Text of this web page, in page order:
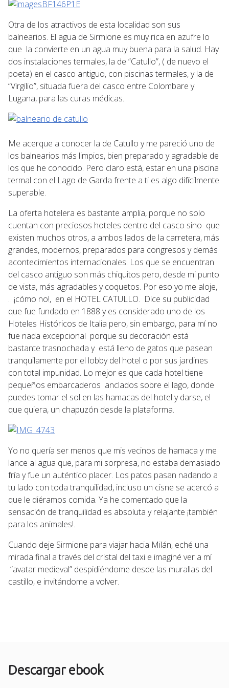
Otra de los atractivos de esta localidad son sus
balnearios. El agua de Sirmione es muy rica en azufre lo
que la convierte en un agua muy buena para la salud. Hay
dos instalaciones termales, la de “Catullo”, ( de nuevo el
poeta) en el casco antiguo, con piscinas termales, y la de
“Virgilio”, situada fuera del casco entre Colombare y
Lugana, para las curas médicas.
Me acerque a conocer la de Catullo y me pareció uno de
los balnearios más limpios, bien preparado y agradable de
los que he conocido. Pero claro está, estar en una piscina
termal con el Lago de Garda frente a ti es algo difícilmente
superable.
La oferta hotelera es bastante amplia, porque no solo
cuentan con preciosos hoteles dentro del casco sino que
existen muchos otros, a ambos lados de la carretera, más
grandes, modernos, preparados para congresos y demás
acontecimientos internacionales. Los que se encuentran
del casco antiguo son más chiquitos pero, desde mi punto
de vista, más agradables y coquetos. Por eso yo me aloje,
…¡cómo no!, en el HOTEL CATULLO. Dice su publicidad
que fue fundado en 1888 y es considerado uno de los
Hoteles Históricos de Italia pero, sin embargo, para mí no
fue nada excepcional porque su decoración está
bastante trasnochada y está lleno de gatos que pasean
tranquilamente por el lobby del hotel o por sus jardines
con total impunidad. Lo mejor es que cada hotel tiene
pequeños embarcaderos anclados sobre el lago, donde
puedes tomar el sol en las hamacas del hotel y darse, el
que quiera, un chapuzón desde la plataforma.
Yo no quería ser menos que mis vecinos de hamaca y me
lance al agua que, para mi sorpresa, no estaba demasiado
fría y fue un auténtico placer. Los patos pasan nadando a
tu lado con toda tranquilidad, incluso un cisne se acercó a
que le diéramos comida. Ya he comentado que la
sensación de tranquilidad es absoluta y relajante ¡también
para los animales!.
Cuando deje Sirmione para viajar hacia Milán, eché una
mirada final a través del cristal del taxi e imaginé ver a mí
“avatar medieval” despidiéndome desde las murallas del
castillo, e invitándome a volver.
Descargar ebook